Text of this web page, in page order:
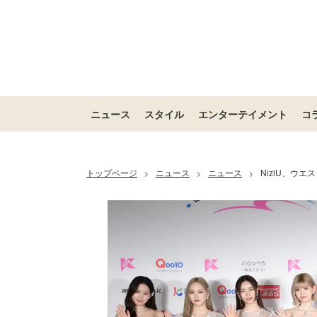
ニュース スタイル エンターテイメント コ
トップページ > ニュース > ニュース > NiziU、ウエ